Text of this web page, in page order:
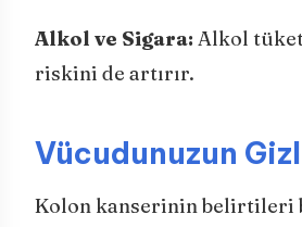
Alkol ve Sigara: Alkol
riskini de artırır.
Vücudunuzun
Kolon kanserinin belirtileri